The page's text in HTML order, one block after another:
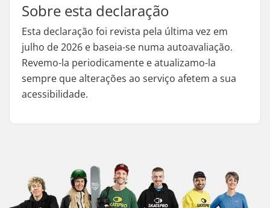
Sobre esta declaração
Esta declaração foi revista pela última vez em
julho de 2026 e baseia-se numa autoavaliação.
Revemo-la periodicamente e atualizamo-la
sempre que alterações ao serviço afetem a sua
acessibilidade.